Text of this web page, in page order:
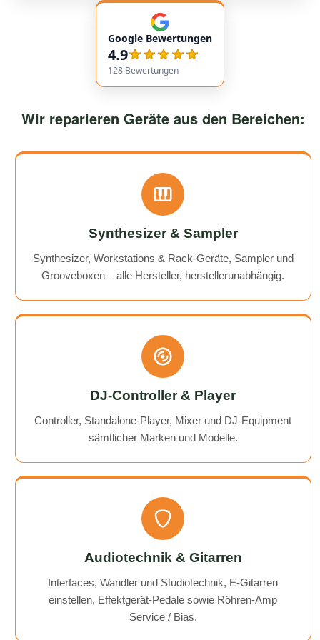
empfehlenswert! Very friendly and professional
communication. Responses came very quickly, and the
service overall was extremely friendly and reliable.
Highly recommended!
Google Bewertungen
4.9
128 Bewertungen
Wir reparieren Geräte aus den Bereichen:
Synthesizer & Sampler
Synthesizer, Workstations & Rack-Geräte, Sampler und
Grooveboxen – alle Hersteller, herstellerunabhängig.
DJ-Controller & Player
Controller, Standalone-Player, Mixer und DJ-Equipment
sämtlicher Marken und Modelle.
Audiotechnik & Gitarren
Interfaces, Wandler und Studiotechnik, E-Gitarren
einstellen, Effektgerät-Pedale sowie Röhren-Amp
Service / Bias.